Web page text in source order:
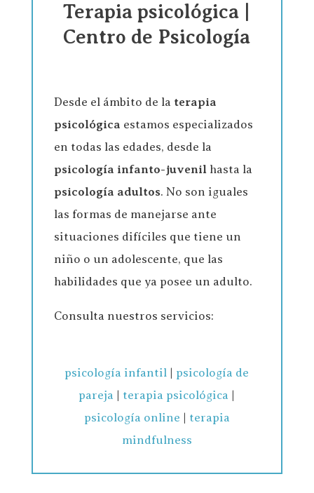
Terapia psicológica |
Centro de Psicología
Desde el ámbito de la terapia
psicológica estamos especializados
en todas las edades, desde la
psicología infanto-juvenilhasta la
psicología adultos. No son iguales
las formas de manejarse ante
situaciones difíciles que tiene un
niño o un adolescente, que las
habilidades que ya posee un adulto.
Consulta nuestros servicios:
psicología infantil
psicología de
pareja
terapia psicológica
psicología online
terapia
mindfulness